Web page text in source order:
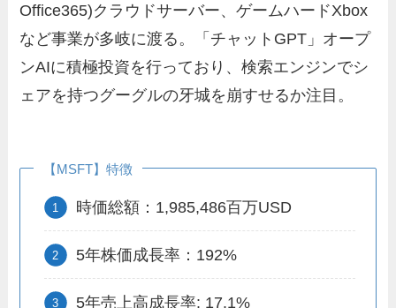
Office365)クラウドサーバー、ゲームハードXbox
など事業が多岐に渡る。「チャットGPT」オープ
ンAIに積極投資を行っており、検索エンジンでシ
ェアを持つグーグルの牙城を崩すせるか注目。
【MSFT】特徴
時価総額：1,985,486百万USD
5年株価成長率：192%
5年売上高成長率: 17.1%